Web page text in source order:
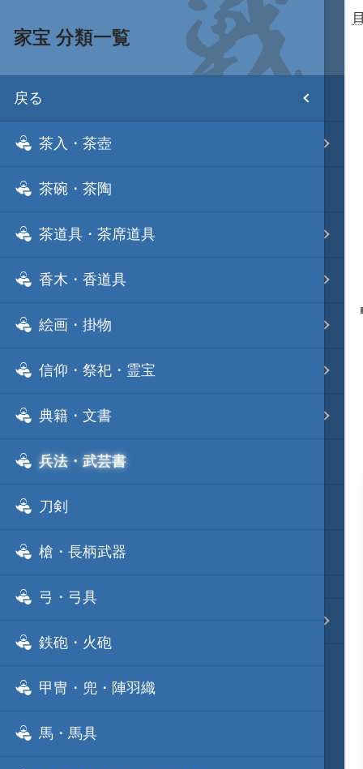
目次
武将 読み一覧
姫 読み一覧
家宝 分類一覧
家宝 分類一覧
戻る
茶入・茶壺
茶碗・茶陶
茶道具・茶席道具
香木・香道具
絵画・掛物
信仰・祭祀・霊宝
典籍・文書
兵法・武芸書
刀剣
槍・長柄武器
弓・弓具
鉄砲・火砲
甲冑・兜・陣羽織
馬・馬具
城 地域分類
合戦 地域分類
事変 地域分類
逸話 分類一覧
戦国ニュース
寺社・城・庭園ニュース
信長の野望ニュース